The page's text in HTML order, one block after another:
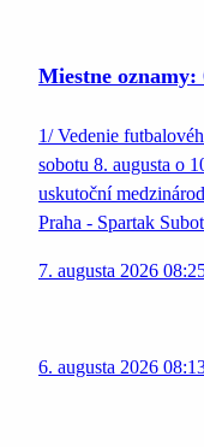
Miestne oznamy:
1/ Vedenie
sobotu 8. augusta o
uskutoční
Praha - Spartak
7. augusta 2026
6. augusta 2026